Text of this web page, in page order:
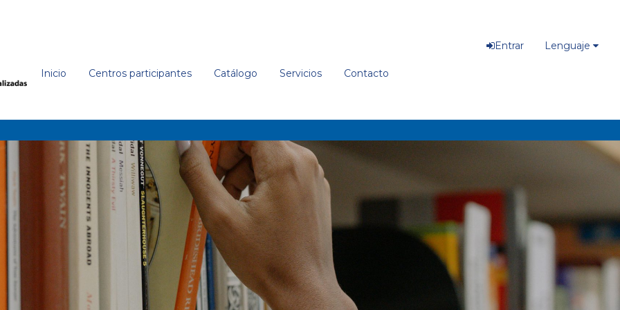
Inicio Centros participantes Catálogo Servicios Contacto
Entrar Lenguaje